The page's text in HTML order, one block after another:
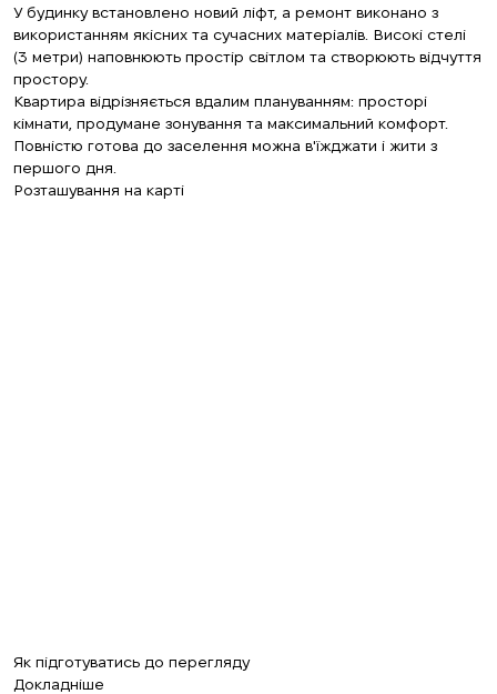
У будинку встановлено новий ліфт, а ремонт виконано з
використанням якісних та сучасних матеріалів. Високі стелі
(3 метри) наповнюють простір світлом та створюють відчуття
простору.
Квартира відрізняється вдалим плануванням: просторі
кімнати, продумане зонування та максимальний комфорт.
Повністю готова до заселення можна в'їжджати і жити з
першого дня.
Розташування на карті
Як підготуватись до перегляду
Докладніше